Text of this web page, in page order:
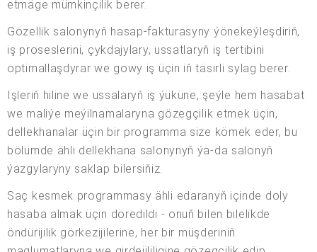
etmäge mümkinçilik berer.
Gözellik salonynyň hasap-fakturasyny ýönekeýleşdiriň,
iş proseslerini, çykdajylary, ussatlaryň iş tertibini
optimallaşdyrar we gowy iş üçin iň täsirli sylag berer.
Işleriň hiline we ussalaryň iş ýüküne, şeýle hem hasabat
we maliýe meýilnamalaryna gözegçilik etmek üçin,
dellekhanalar üçin bir programma size kömek eder, bu
bölümde ähli dellekhana salonynyň ýa-da salonyň
ýazgylaryny saklap bilersiňiz.
Saç kesmek programmasy ähli edaranyň içinde doly
hasaba almak üçin döredildi - onuň bilen bilelikde
öndürijilik görkezijilerine, her bir müşderiniň